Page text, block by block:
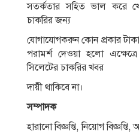
সতর্কতার সহিত ভাল করে
চাকরির জন্য
যােগাযােগকরুন কোন প্রকার
পরামর্শ দেওয়া হলাে
সিলেটের চাকরির খবর
দায়ী থাকিবে না।
সম্পাদক
হারানো বিজ্ঞপ্তি, নিয়োগ